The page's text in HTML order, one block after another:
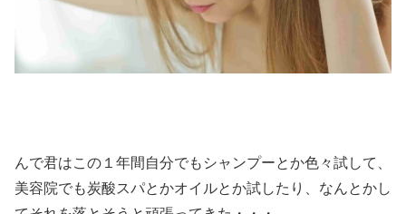
んで君はこの１年間自分でもシャンプーとか色々試して、
美容院でも炭酸スパとかオイルとか試したり、なんとかし